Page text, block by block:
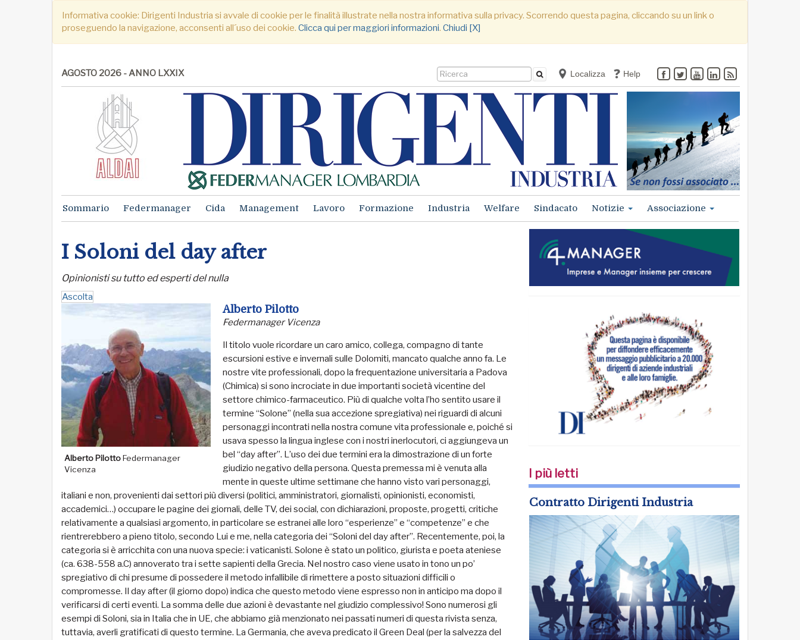
Informativa cookie: Dirigenti Industria si avvale di cookie per le finalità illustrate nella nostra informativa sulla privacy. Scorrendo questa pagina, cliccando su un link o
proseguendo la navigazione, acconsenti all´uso dei cookie. Clicca qui per maggiori informazioni. Chiudi [X]
AGOSTO 2026 - ANNO LXXIX Localizza Help
Sommario Federmanager Cida Management Lavoro Formazione Industria Welfare Sindacato Notizie Associazione
I Soloni del day after
Opinionisti su tutto ed esperti del nulla
Ascolta
Alberto PilottoFedermanager
Vicenza
Alberto Pilotto
Federmanager Vicenza
Il titolo vuole ricordare un caro amico, collega, compagno di tante
escursioni estive e invernali sulle Dolomiti, mancato qualche anno fa. Le
nostre vite professionali, dopo la frequentazione universitaria a Padova
(Chimica) si sono incrociate in due importanti società vicentine del
settore chimico-farmaceutico. Più di qualche volta l’ho sentito usare il
termine “Solone” (nella sua accezione spregiativa) nei riguardi di alcuni
personaggi incontrati nella nostra comune vita professionale e, poiché si
usava spesso la lingua inglese con i nostri inerlocutori, ci aggiungeva un
bel “day after”. L’uso dei due termini era la dimostrazione di un forte
giudizio negativo della persona. Questa premessa mi è venuta alla
mente in queste ultime settimane che hanno visto vari personaggi,
italiani e non, provenienti dai settori più diversi (politici, amministratori, giornalisti, opinionisti, economisti,
accademici…) occupare le pagine dei giornali, delle TV, dei social, con dichiarazioni, proposte, progetti, critiche
relativamente a qualsiasi argomento, in particolare se estranei alle loro “esperienze” e “competenze” e che
rientrerebbero a pieno titolo, secondo Lui e me, nella categoria dei “Soloni del day after”. Recentemente, poi, la
categoria si è arricchita con una nuova specie: i vaticanisti. Solone è stato un politico, giurista e poeta ateniese
(ca. 638-558 a.C) annoverato tra i sette sapienti della Grecia. Nel nostro caso viene usato in tono un po’
spregiativo di chi presume di possedere il metodo infallibile di rimettere a posto situazioni difficili o
compromesse. Il day after (il giorno dopo) indica che questo metodo viene espresso non in anticipo ma dopo il
verificarsi di certi eventi. La somma delle due azioni è devastante nel giudizio complessivo! Sono numerosi gli
esempi di Soloni, sia in Italia che in UE, che abbiamo già menzionato nei passati numeri di questa rivista senza,
tuttavia, averli gratificati di questo termine. La Germania, che aveva predicato il Green Deal (per la salvezza del
I più letti
Contratto Dirigenti Industria